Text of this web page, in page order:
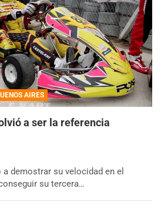
AIRES
a ser la referencia
demostrar su velocidad en el
su tercera…
E-KART.COM.AR